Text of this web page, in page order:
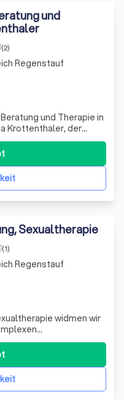
und
(2)
und Therapie in
Krottenthaler, der
Paaren und Familien.
Sozialpädagogik und
Therapie biete ich
Regenstauf
Sexualtherapie
(1)
widmen wir
im Laufe der Zeit
dabei zu helfen,
Liebesleben zu
Regenstauf